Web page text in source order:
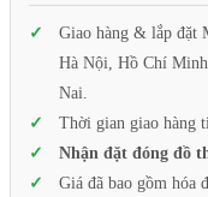
Giao hàng & lắp đặt
Hà Nội, Hồ Chí
Nai.
Thời gian giao hàng
Nhận đặt đóng đồ
Giá đã bao gồm hóa